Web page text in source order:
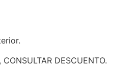
DESCUENTO.